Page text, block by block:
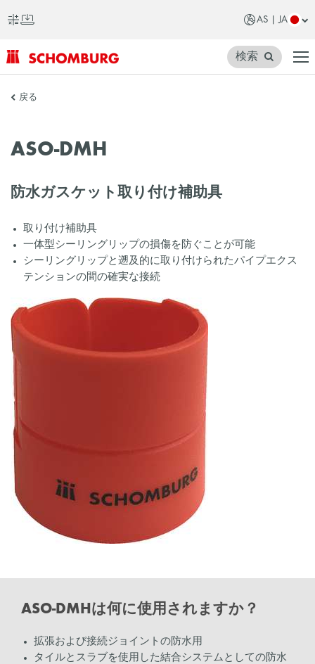
AS | JA
SCHOMBURG
ジ
検索
戻る
ASO-DMH
防水ガスケット取り付け補助具
取り付け補助具
一体型シーリングリップの損傷を防ぐことが可能
シーリングリップと遡及的に取り付けられたパイプエクス
テンションの間の確実な接続
ASO-DMHは何に使用されますか？
拡張および接続ジョイントの防水用
タイルとスラブを使用した結合システムとしての防水